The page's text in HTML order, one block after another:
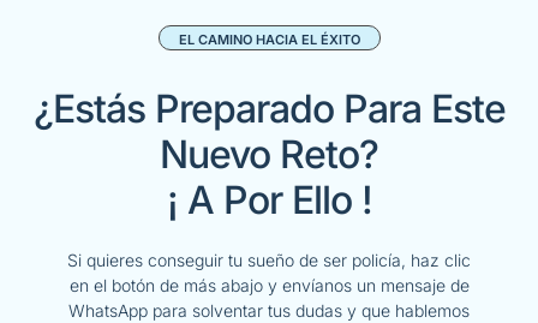
EL CAMINO HACIA EL ÉXITO
¿Estás Preparado Para Este
Nuevo Reto?
¡ A Por Ello !
Si quieres conseguir tu sueño de ser policía, haz clic
en el botón de más abajo y envíanos un mensaje de
WhatsApp para solventar tus dudas y que hablemos